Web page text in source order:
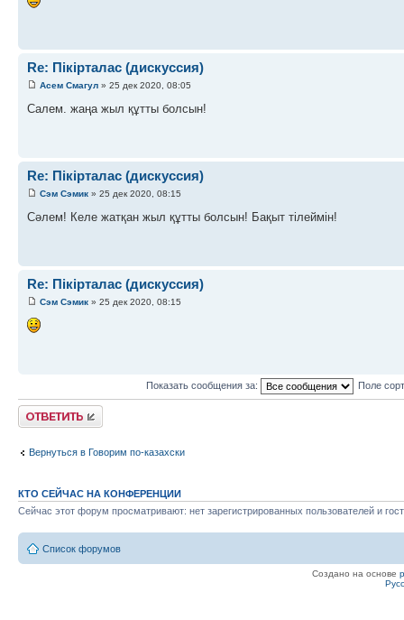
Re: Пікірталас (дискуссия)
Асем Смагул » 25 дек 2020, 08:05
Салем. жаңа жыл құтты болсын!
Re: Пікірталас (дискуссия)
Сэм Сэмик » 25 дек 2020, 08:15
Сәлем! Келе жатқан жыл құтты болсын! Бақыт тілеймін!
Re: Пікірталас (дискуссия)
Сэм Сэмик » 25 дек 2020, 08:15
Показать сообщения за: Поле
Ответить
Вернуться в Говорим по-казахски
КТО СЕЙЧАС НА КОНФЕРЕНЦИИ
Сейчас этот форум просматривают: нет зарегистрированных пользователей и
Список форумов
Создано на основе